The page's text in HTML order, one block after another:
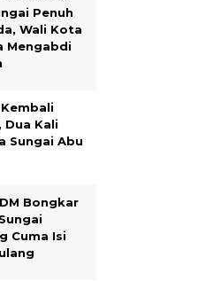
Penuh
Wali Kota
Mengabdi
Dua Kali
Sungai Abu
Bongkar
Cuma Isi